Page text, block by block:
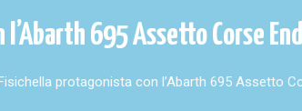
695 Assetto Corse
protagonista con l’Abarth 695 Assetto